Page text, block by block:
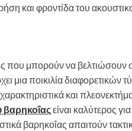
και φροντίδα του
που μπορούν να βελτιώσουν
μια ποικιλία
και
βαρηκοΐαςείναι καλύτερος
βαρηκοΐας απαιτούν